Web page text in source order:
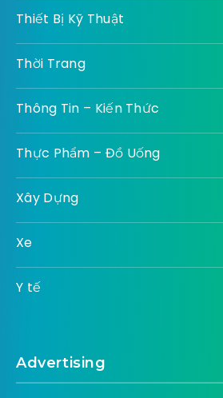
Thiết Bị Kỹ Thuật
Thời Trang
Thông Tin – Kiến Thức
Thực Phẩm – Đồ Uống
Xây Dựng
Xe
Y tế
Advertising